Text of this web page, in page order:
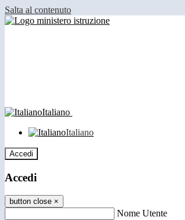
Salta al contenuto
Italiano
Italiano
Accedi
Accedi
button close ×
Nome Utente